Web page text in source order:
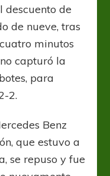
descuento de
de nueve, tras
minutos
capturó la
para
2.
Benz
que estuvo a
se repuso y fue